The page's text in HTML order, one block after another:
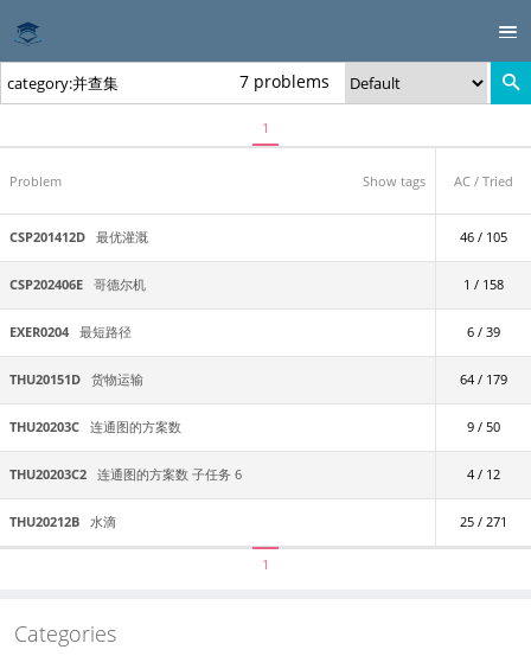
7 problems
1
Problem Show tags AC / Tried
CSP201412D 最优灌溉 46 / 105
CSP202406E 哥德尔机 1 / 158
EXER0204 最短路径 6 / 39
THU20151D 货物运输 64 / 179
THU20203C 连通图的方案数 9 / 50
THU20203C2 连通图的方案数 子任务 6 4 / 12
THU20212B 水滴 25 / 271
1
Categories